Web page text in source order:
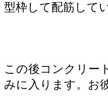
型枠して配筋して
この後コンクリー
みに入ります。お